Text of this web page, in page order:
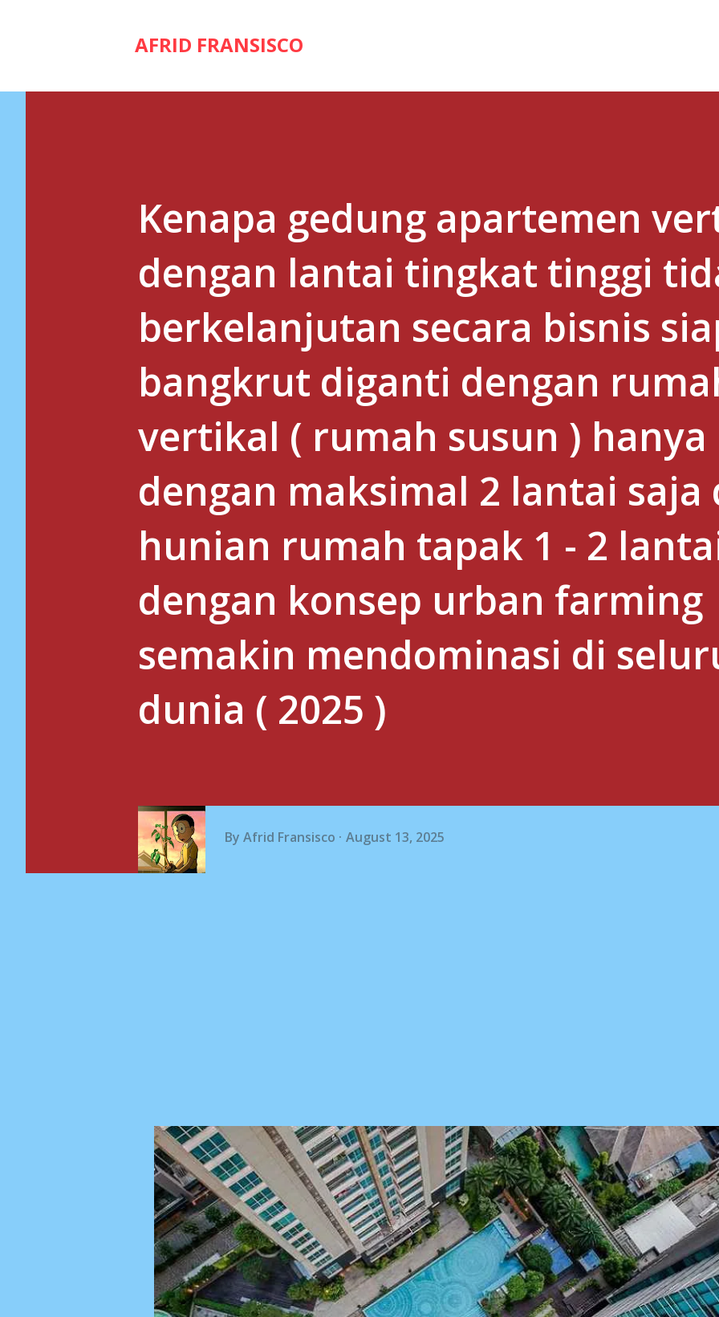
AFRID FRANSISCO
Kenapa gedung apartemen
dengan lantai tingkat tinggi
berkelanjutan secara bisnis
bangkrut diganti dengan
vertikal ( rumah susun ) hanya
dengan maksimal 2 lantai saja
hunian rumah tapak 1 - 2
dengan konsep urban farming
semakin mendominasi di
dunia ( 2025 )
By Afrid Fransisco August 13, 2025